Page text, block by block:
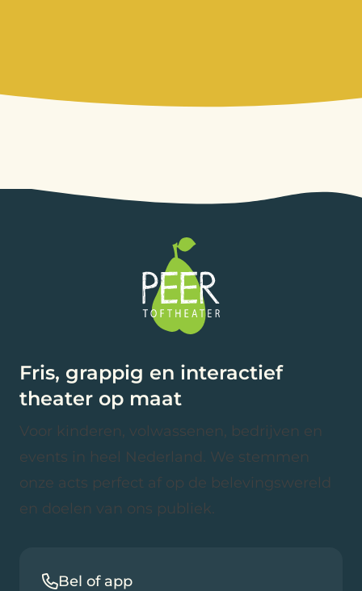
Fris, grappig en interactief
theater op maat
Voor kinderen, volwassenen, bedrijven en
events in heel Nederland. We stemmen
onze acts perfect af op de belevingswereld
en doelen van ons publiek.
Bel of app